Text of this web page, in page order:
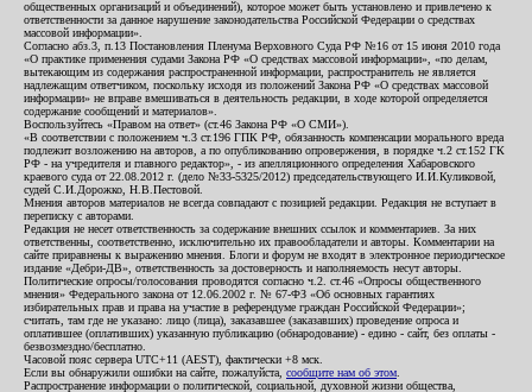
общественных организаций и объединений), которое может быть установлено и привлечено к
ответственности за данное нарушение законодательства Российской Федерации о средствах
массовой информации».
Согласно абз.3, п.13 Постановления Пленума Верховного Суда РФ №16 от 15 июня 2010 года
«О практике применения судами Закона РФ «О средствах массовой информации», «по делам,
вытекающим из содержания распространенной информации, распространитель не является
надлежащим ответчиком, поскольку исходя из положений Закона РФ «О средствах массовой
информации» не вправе вмешиваться в деятельность редакции, в ходе которой определяется
содержание сообщений и материалов».
Воспользуйтесь «Правом на ответ» (ст.46 Закона РФ «О СМИ»).
«В соответствии с положением ч.3 ст.196 ГПК РФ, обязанность компенсации морального вреда
подлежит возложению на авторов, а по опубликованию опровержения, в порядке ч.2 ст.152 ГК
РФ - на учредителя и главного редактор», - из апелляционного определения Хабаровского
краевого суда от 22.08.2012 г. (дело №33-5325/2012) председательствующего И.И.Куликовой,
судей С.И.Дорожко, Н.В.Пестовой.
Мнения авторов материалов не всегда совпадают с позицией редакции. Редакция не вступает в
переписку с авторами.
Редакция не несет ответственность за содержание внешних ссылок и комментариев. За них
ответственны, соответственно, исключительно их правообладатели и авторы. Комментарии на
сайте приравнены к выражению мнения. Блоги и форум не входят в электронное периодическое
издание «Дебри-ДВ», ответственность за достоверность и наполняемость несут авторы.
Политические опросы/голосования проводятся согласно ч.2. ст.46 «Опросы общественного
мнения» Федерального закона от 12.06.2002 г. № 67-ФЗ «Об основных гарантиях
избирательных прав и права на участие в референдуме граждан Российской Федерации»;
считать, там где не указано: лицо (лица), заказавшее (заказавших) проведение опроса и
оплатившее (оплативших) указанную публикацию (обнародование) - едино - сайт, без оплаты -
безвозмездно/бесплатно.
Часовой пояс сервера UTC+11 (AEST), фактически +8 мск.
Если вы обнаружили ошибки на сайте, пожалуйста, сообщите нам об этом
Распространение информации о политической, социальной, духовной жизни общества,